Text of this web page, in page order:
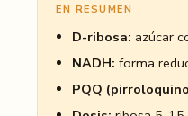
EN RESUMEN
D-ribosa: azúcar
NADH: forma
PQQ